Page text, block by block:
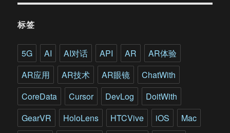
的
VR
头
显
体
验
如
何?
标签
5G AI AI对话 API AR
AR体验
AR应用
AR技术 AR眼镜
ChatWith
CoreData
Cursor DevLog
DoitWith
GearVR
HoloLens HTCVive iOS
Mac